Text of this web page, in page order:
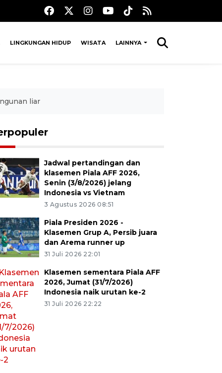
LINGKUNGAN HIDUP WISATA LAINNYA
liar
Jadwal pertandingan dan
klasemen Piala AFF 2026,
Senin (3/8/2026) jelang
Indonesia vs Vietnam
3 Agustus 2026 08:51
Piala Presiden 2026 -
Klasemen Grup A, Persib juara
dan Arema runner up
31 Juli 2026 22:01
Klasemen sementara Piala AFF
2026, Jumat (31/7/2026)
Indonesia naik urutan ke-2
31 Juli 2026 22:22